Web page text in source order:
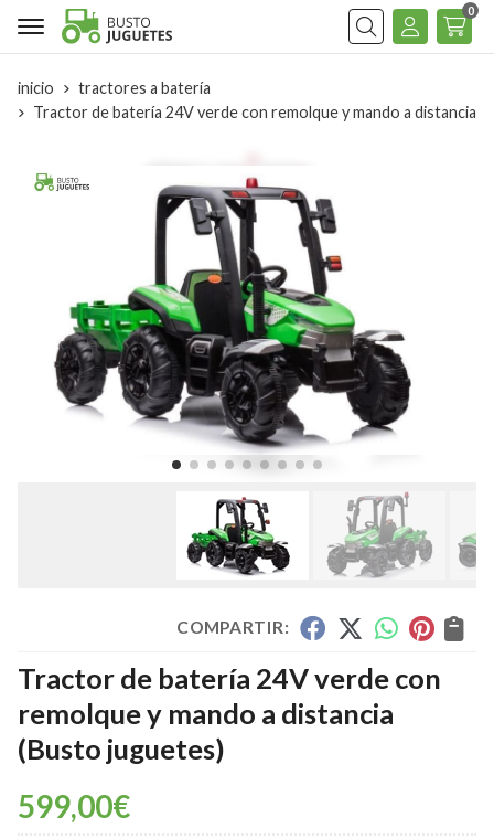
Buscar
0
inicio
tractores a batería
Tractor de batería 24V verde con remolque y mando a distancia
COMPARTIR:
Tractor de batería 24V verde con
remolque y mando a distancia
(Busto juguetes)
599,00€